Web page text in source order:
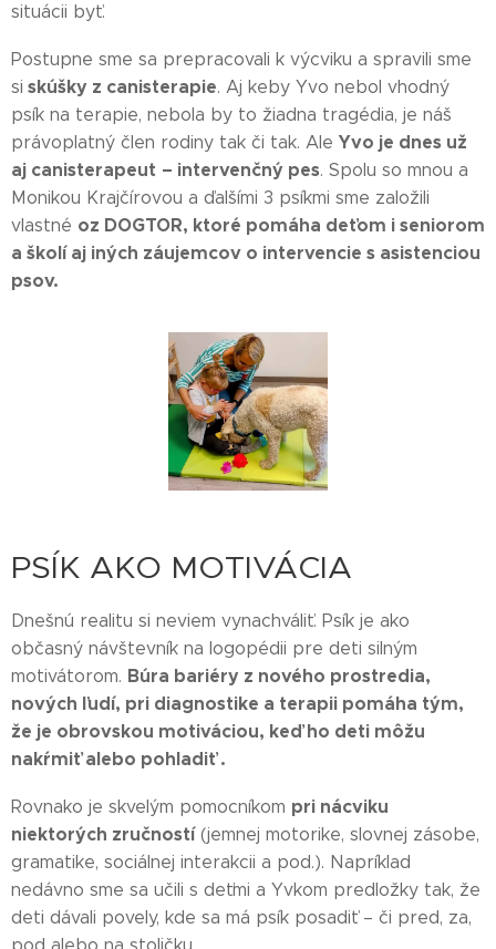
situácii byť.
Postupne sme sa prepracovali k výcviku a spravili sme
si skúšky z canisterapie. Aj keby Yvo nebol vhodný
psík na terapie, nebola by to žiadna tragédia, je náš
právoplatný člen rodiny tak či tak. Ale Yvo je dnes už
aj canisterapeut – intervenčný pes. Spolu so mnou a
Monikou Krajčírovou a ďalšími 3 psíkmi sme založili
vlastné oz DOGTOR, ktoré pomáha deťom i seniorom
a školí aj iných záujemcov o intervencie s asistenciou
psov.
PSÍK AKO MOTIVÁCIA
Dnešnú realitu si neviem vynachváliť. Psík je ako
občasný návštevník na logopédii pre deti silným
motivátorom. Búra bariéry z nového prostredia,
nových ľudí, pri diagnostike a terapii pomáha tým,
že je obrovskou motiváciou, keď ho deti môžu
nakŕmiť alebo pohladiť .
Rovnako je skvelým pomocníkom pri nácviku
niektorých zručností(jemnej motorike, slovnej zásobe,
gramatike, sociálnej interakcii a pod.). Napríklad
nedávno sme sa učili s deťmi a Yvkom predložky tak, že
deti dávali povely, kde sa má psík posadiť – či pred, za,
pod alebo na stoličku.